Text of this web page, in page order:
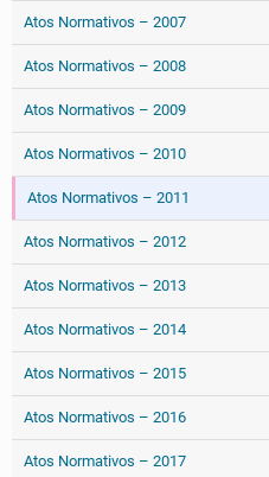
Atos Normativos – 2007
Atos Normativos – 2008
Atos Normativos – 2009
Atos Normativos – 2010
Atos Normativos – 2011
Atos Normativos – 2012
Atos Normativos – 2013
Atos Normativos – 2014
Atos Normativos – 2015
Atos Normativos – 2016
Atos Normativos – 2017